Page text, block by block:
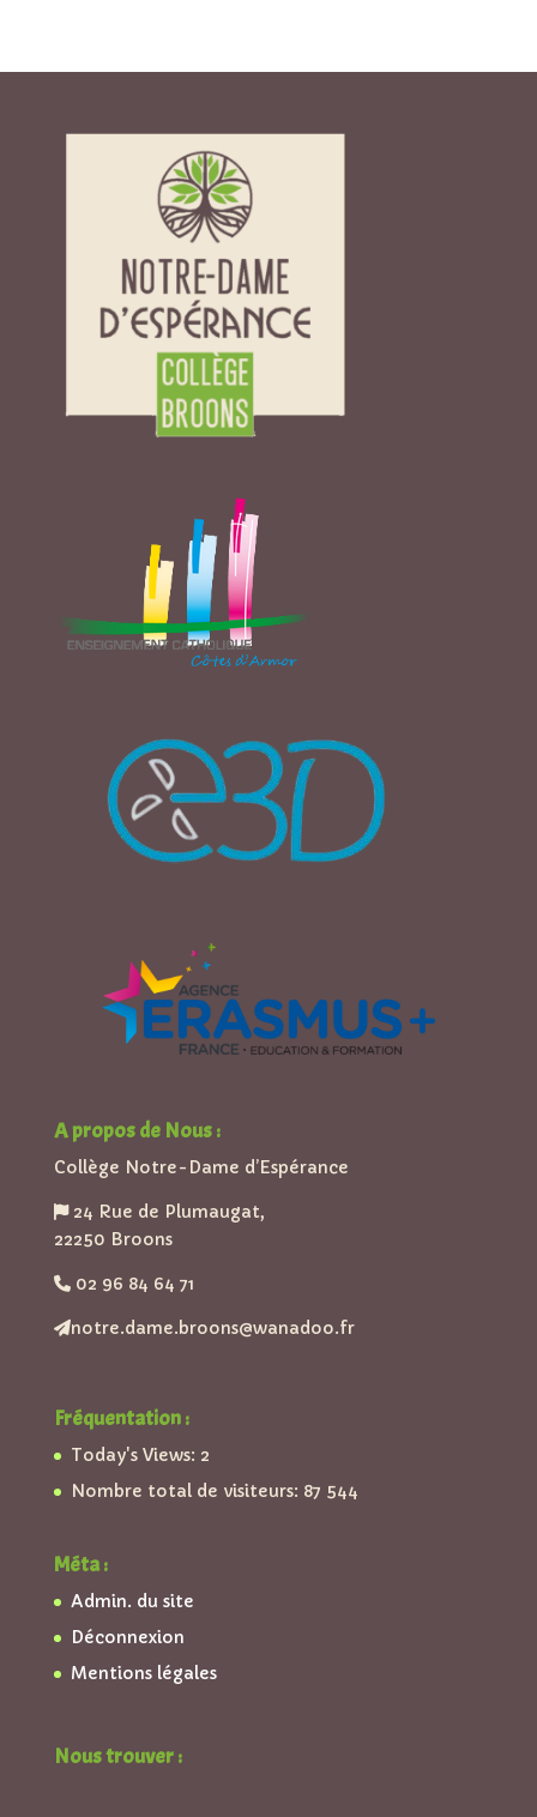
A propos de Nous :
Collège Notre-Dame d’Espérance
24 Rue de Plumaugat,
22250 Broons
02 96 84 64 71
notre.dame.broons@wanadoo.fr
Fréquentation :
Today's Views: 2
Nombre total de visiteurs: 87 544
Méta :
Admin. du site
Déconnexion
Mentions légales
Nous trouver :